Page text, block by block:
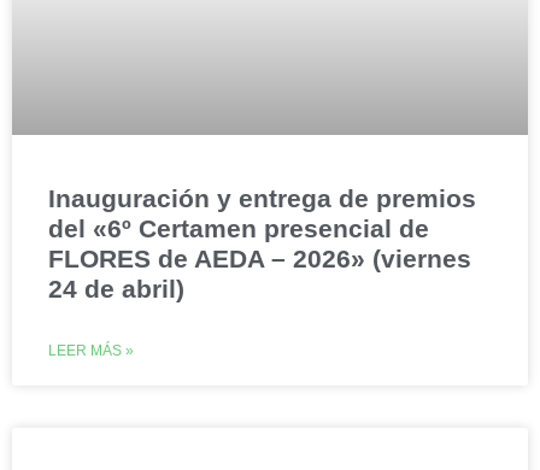
Inauguración y entrega de premios
del «6º Certamen presencial de
FLORES de AEDA – 2026» (viernes
24 de abril)
LEER MÁS »